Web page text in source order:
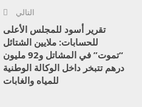
التالي
تقرير أسود للمجلس الأعلى
للحسابات: ملايين الشتائل
“تموت” في المشاتل و92 مليون
درهم تتبخر داخل الوكالة الوطنية
للمياه والغابات